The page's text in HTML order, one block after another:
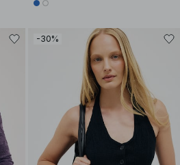
-30%